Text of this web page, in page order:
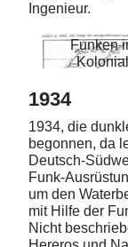
Ingenieur.
Funken
1934
1934, die
begonnen, da
Deutsch-
Funk-
um den
mit Hilfe der
Nicht